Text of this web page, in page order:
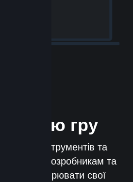
свою гру
набір інструментів та
розробникам та
поширювати свої